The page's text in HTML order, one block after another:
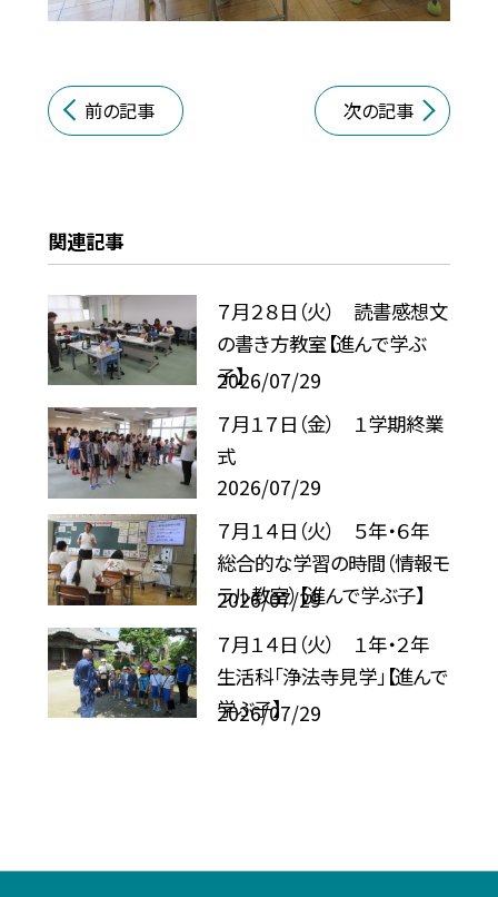
前の記事 次の記事
関連記事
７月２８日（火） 読書感想文
の書き方教室【進んで学ぶ
子】
2026/07/29
７月１７日（金） １学期終業
式
2026/07/29
７月１４日（火） ５年・６年
総合的な学習の時間（情報モ
ラル教室）【進んで学ぶ子】
2026/07/29
７月１４日（火） １年・２年
生活科「浄法寺見学」【進んで
学ぶ子】
2026/07/29